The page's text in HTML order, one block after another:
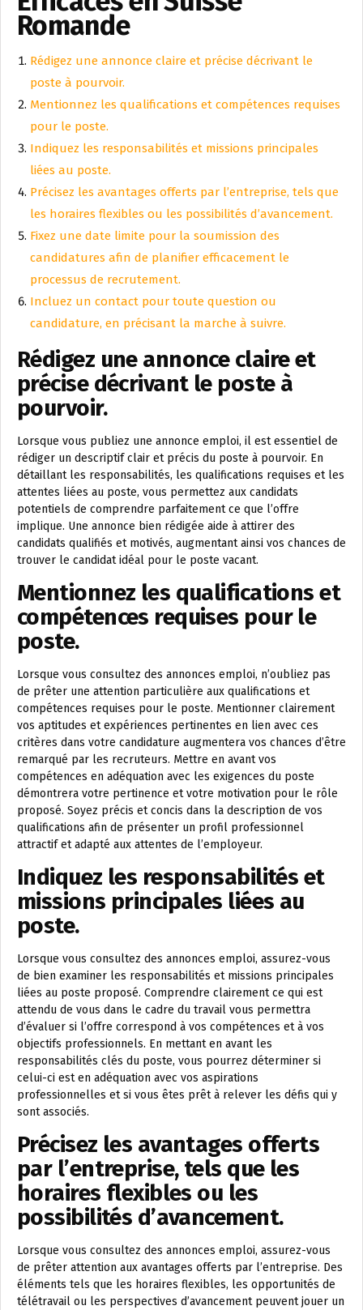
Romande
Rédigez une annonce claire et précise décrivant le
poste à pourvoir.
Mentionnez les qualifications et compétences requises
pour le poste.
Indiquez les responsabilités et missions principales
liées au poste.
Précisez les avantages offerts par l’entreprise, tels que
les horaires flexibles ou les possibilités d’avancement.
Fixez une date limite pour la soumission des
candidatures afin de planifier efficacement le
processus de recrutement.
Incluez un contact pour toute question ou
candidature, en précisant la marche à suivre.
Rédigez une annonce claire et
précise décrivant le poste à
pourvoir.
Lorsque vous publiez une annonce emploi, il est essentiel de
rédiger un descriptif clair et précis du poste à pourvoir. En
détaillant les responsabilités, les qualifications requises et les
attentes liées au poste, vous permettez aux candidats
potentiels de comprendre parfaitement ce que l’offre
implique. Une annonce bien rédigée aide à attirer des
candidats qualifiés et motivés, augmentant ainsi vos chances de
trouver le candidat idéal pour le poste vacant.
Mentionnez les qualifications et
compétences requises pour le
poste.
Lorsque vous consultez des annonces emploi, n’oubliez pas
de prêter une attention particulière aux qualifications et
compétences requises pour le poste. Mentionner clairement
vos aptitudes et expériences pertinentes en lien avec ces
critères dans votre candidature augmentera vos chances d’être
remarqué par les recruteurs. Mettre en avant vos
compétences en adéquation avec les exigences du poste
démontrera votre pertinence et votre motivation pour le rôle
proposé. Soyez précis et concis dans la description de vos
qualifications afin de présenter un profil professionnel
attractif et adapté aux attentes de l’employeur.
Indiquez les responsabilités et
missions principales liées au
poste.
Lorsque vous consultez des annonces emploi, assurez-vous
de bien examiner les responsabilités et missions principales
liées au poste proposé. Comprendre clairement ce qui est
attendu de vous dans le cadre du travail vous permettra
d’évaluer si l’offre correspond à vos compétences et à vos
objectifs professionnels. En mettant en avant les
responsabilités clés du poste, vous pourrez déterminer si
celui-ci est en adéquation avec vos aspirations
professionnelles et si vous êtes prêt à relever les défis qui y
sont associés.
Précisez les avantages offerts
par l’entreprise, tels que les
horaires flexibles ou les
possibilités d’avancement.
Lorsque vous consultez des annonces emploi, assurez-vous
de prêter attention aux avantages offerts par l’entreprise. Des
éléments tels que les horaires flexibles, les opportunités de
télétravail ou les perspectives d’avancement peuvent jouer un